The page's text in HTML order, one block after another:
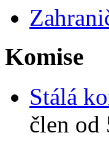
Komise
Stálá
člen od